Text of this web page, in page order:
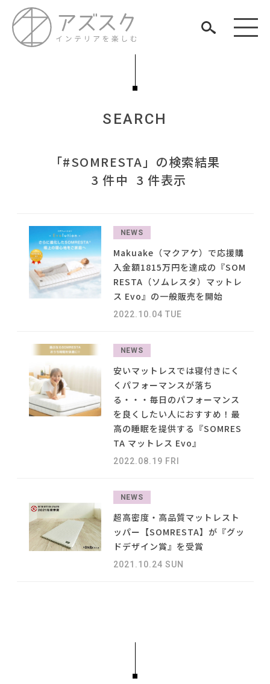
TAG LIST
#河淳#サステナブル#インテリアコーディネート
#テレワーク#田中みな実#オフィスチェア
#unico#2022 春ドラマ#KEYUCA
#岡崎製材
#インテリアスタイリングの法則
#コクヨ#フェリシモ #大川家具#映画#IKEA
#関家具
#インダストリアルスタイル#2022 夏ドラマ
#間宮祥太朗#良品計画 #タンスのゲン
#ニトリ #一枚板 #石田ゆり子#照明 #MoMA
#無印良品#インテリアの法則#展示会
#2022 秋ドラマ
#家具#波瑠#ACTUS
#岸井ゆきの#チェア
知る
ARCHIVE
NEWS
ABOUT
プライバシーポリシー
COPYRIGHT © AZSQUARE. ALL RIGHTS RESERVED
SEARCH
「#SOMRESTA」の検索結果
3 件中 3 件表示
NEWS
Makuake（マクアケ）で応援購
入金額1815万円を達成の『SOM
RESTA（ソムレスタ）マットレ
ス Evo』の一般販売を開始
2022.10.04 TUE
NEWS
安いマットレスでは寝付きにく
くパフォーマンスが落ち
る・・・毎日のパフォーマンス
を良くしたい人におすすめ！最
高の睡眠を提供する『SOMRES
TA マットレス Evo』
2022.08.19 FRI
NEWS
超高密度・高品質マットレスト
ッパー【SOMRESTA】が『グッ
ドデザイン賞』を受賞
2021.10.24 SUN